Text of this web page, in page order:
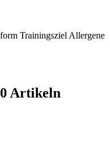
Trainingsziel Allergene
Artikeln